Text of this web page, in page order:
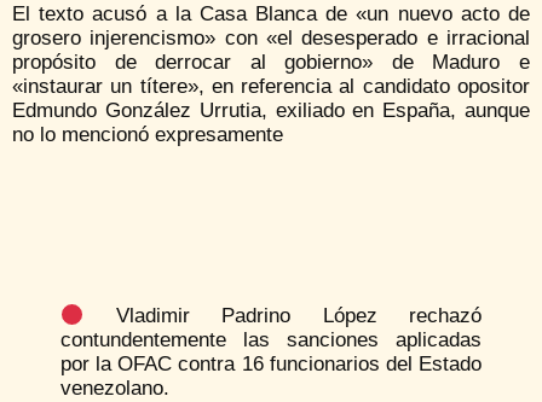
El texto acusó a la Casa Blanca de «un nuevo acto de
grosero injerencismo» con «el desesperado e irracional
propósito de derrocar al gobierno» de Maduro e
«instaurar un títere», en referencia al candidato opositor
Edmundo González Urrutia, exiliado en España, aunque
no lo mencionó expresamente
Vladimir Padrino López rechazó
contundentemente las sanciones aplicadas
por la OFAC contra 16 funcionarios del Estado
venezolano.